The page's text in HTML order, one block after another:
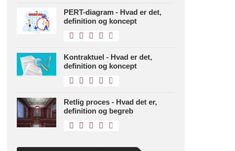
PERT-diagram - Hvad er det,
definition og koncept
Kontraktuel - Hvad er det,
definition og koncept
Retlig proces - Hvad det er,
definition og begreb